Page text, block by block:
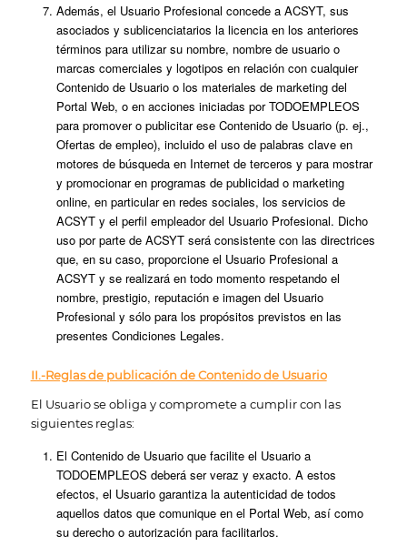
Además, el Usuario Profesional concede a ACSYT, sus
asociados y sublicenciatarios la licencia en los anteriores
términos para utilizar su nombre, nombre de usuario o
marcas comerciales y logotipos en relación con cualquier
Contenido de Usuario o los materiales de marketing del
Portal Web, o en acciones iniciadas por TODOEMPLEOS
para promover o publicitar ese Contenido de Usuario (p. ej.,
Ofertas de empleo), incluido el uso de palabras clave en
motores de búsqueda en Internet de terceros y para mostrar
y promocionar en programas de publicidad o marketing
online, en particular en redes sociales, los servicios de
ACSYT y el perfil empleador del Usuario Profesional. Dicho
uso por parte de ACSYT será consistente con las directrices
que, en su caso, proporcione el Usuario Profesional a
ACSYT y se realizará en todo momento respetando el
nombre, prestigio, reputación e imagen del Usuario
Profesional y sólo para los propósitos previstos en las
presentes Condiciones Legales.
II.-Reglas de publicación de Contenido de Usuario
El Usuario se obliga y compromete a cumplir con las
siguientes reglas:
El Contenido de Usuario que facilite el Usuario a
TODOEMPLEOS deberá ser veraz y exacto. A estos
efectos, el Usuario garantiza la autenticidad de todos
aquellos datos que comunique en el Portal Web, así como
su derecho o autorización para facilitarlos.